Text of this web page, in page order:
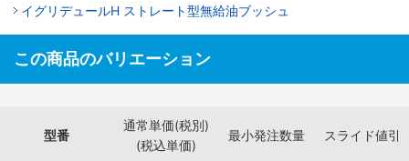
イグリデュールH ストレート型無給油ブッシュ
この商品のバリエーション
型番
通常単価(税別)
(税込単価)
最小発注数量 スライド値引